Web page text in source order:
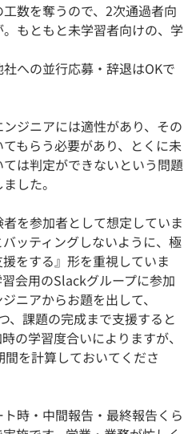
数を奪うので、2次通過者向
もともと未学習者向けの、学
への並行応募・辞退はOKで
ジニアには適性があり、その
もらう必要があり、とくに未
は判定ができないという問題
した。
を参加者として想定していま
ッティングしないように、極
をする』形を重視していま
会用のSlackグループに参加
ニアからお題を出して、
、課題の完成まで支援すると
の学習度合いによりますが、
を計算しておいてくださ
時・中間報告・最終報告くら